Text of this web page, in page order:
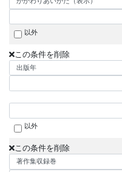
以外
この条件を削除
以外
この条件を削除